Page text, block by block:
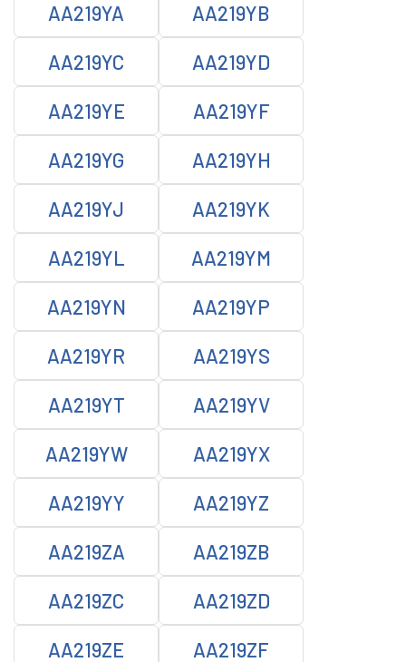
AA219YA AA219YB
AA219YC AA219YD
AA219YE AA219YF
AA219YG AA219YH
AA219YJ AA219YK
AA219YL AA219YM
AA219YN AA219YP
AA219YR AA219YS
AA219YT AA219YV
AA219YW AA219YX
AA219YY AA219YZ
AA219ZA AA219ZB
AA219ZC AA219ZD
AA219ZE AA219ZF